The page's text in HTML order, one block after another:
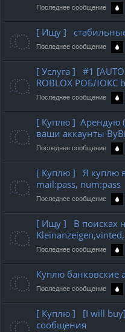
Последнее сообщение
[ Ищу ]
Последнее сообщение
[ Услуга ] #1
ROBLOX РОБЛОКС
Последнее сообщение
[ Куплю ] Арендую
ваши аккаунты
Последнее сообщение
[ Куплю ] Я куплю
mail:pass, num:pass
Последнее сообщение
[ Ищу ] В поисках
Последнее сообщение
Куплю банковские
Последнее сообщение
[ Куплю ] [I will
сообщения